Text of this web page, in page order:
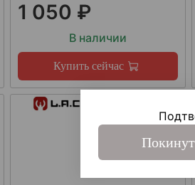
1 050 ₽
В наличии
Купить сейчас